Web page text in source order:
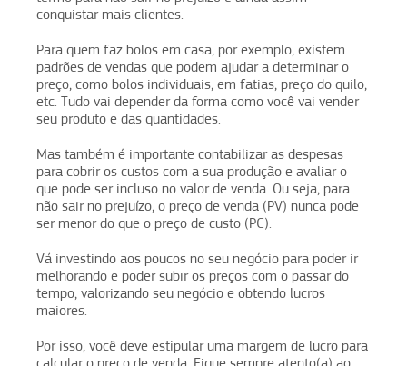
conquistar mais clientes.
Para quem faz bolos em casa, por exemplo, existem
padrões de vendas que podem ajudar a determinar o
preço, como bolos individuais, em fatias, preço do quilo,
etc. Tudo vai depender da forma como você vai vender
seu produto e das quantidades.
Mas também é importante contabilizar as despesas
para cobrir os custos com a sua produção e avaliar o
que pode ser incluso no valor de venda. Ou seja, para
não sair no prejuízo, o preço de venda (PV) nunca pode
ser menor do que o preço de custo (PC).
Vá investindo aos poucos no seu negócio para poder ir
melhorando e poder subir os preços com o passar do
tempo, valorizando seu negócio e obtendo lucros
maiores.
Por isso, você deve estipular uma margem de lucro para